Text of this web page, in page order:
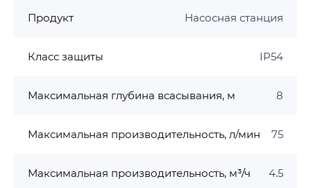
Минерализация не более 1000 мг / л
Максимальное рабочее давление: 0,7 МПа (7
Максимальная глубина всасывания: 8м.
со встроенной в обмотку термозащитой
Продукт Насосная станция
Класс защиты IP54
Максимальная глубина всасывания, м 8
Максимальная производительность, л/мин 75
Максимальная производительность, м³/ч 4.5